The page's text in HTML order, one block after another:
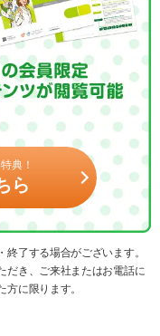
典！
ら
了する場合がございます。
だき、ご来社またはお電話に
に限ります。